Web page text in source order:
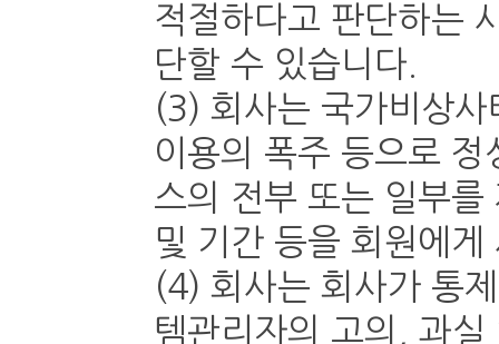
적절하다고 판단하는
단할 수 있습니다.
(3) 회사는 국가비상
이용의 폭주 등으로
스의 전부 또는 일부
및 기간 등을 회원에
(4) 회사는 회사가 통
템관리자의 고의, 과